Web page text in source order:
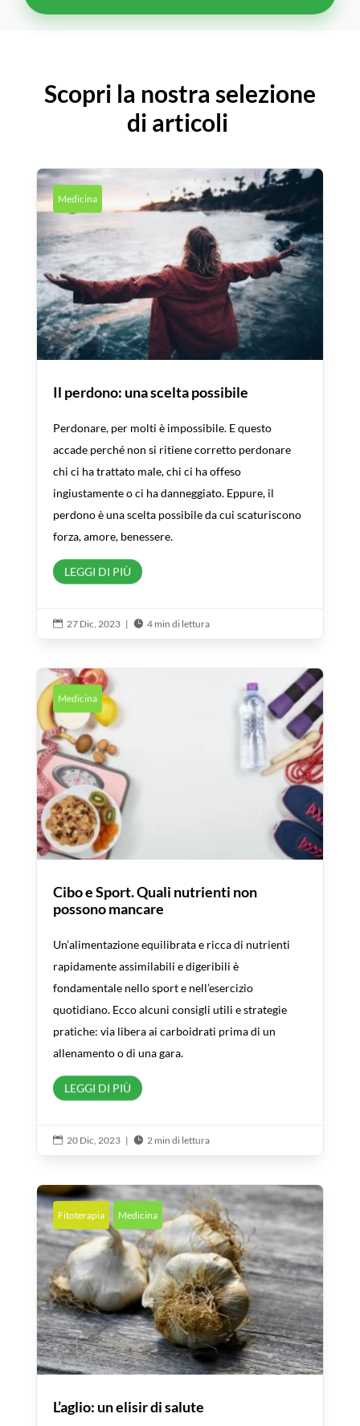
Scopri la nostra selezione
di articoli
Medicina
Il perdono: una scelta possibile
Perdonare, per molti è impossibile. E questo
accade perché non si ritiene corretto perdonare
chi ci ha trattato male, chi ci ha offeso
ingiustamente o ci ha danneggiato. Eppure, il
perdono è una scelta possibile da cui scaturiscono
forza, amore, benessere.
LEGGI DI PIÙ
 27 Dic, 2023 |  4 min di lettura
Medicina
Cibo e Sport. Quali nutrienti non
possono mancare
Un’alimentazione equilibrata e ricca di nutrienti
rapidamente assimilabili e digeribili è
fondamentale nello sport e nell’esercizio
quotidiano. Ecco alcuni consigli utili e strategie
pratiche: via libera ai carboidrati prima di un
allenamento o di una gara.
LEGGI DI PIÙ
 20 Dic, 2023 |  2 min di lettura
Fitoterapia Medicina
L’aglio: un elisir di salute